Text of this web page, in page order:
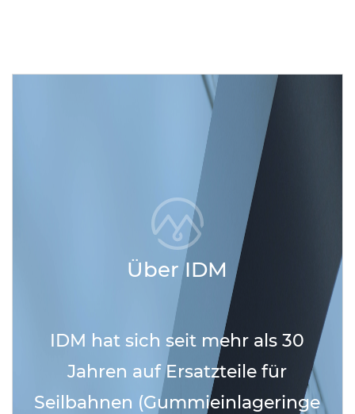
Über IDM
IDM hat sich seit mehr als 30
Jahren auf Ersatzteile für
Seilbahnen (Gummieinlageringe